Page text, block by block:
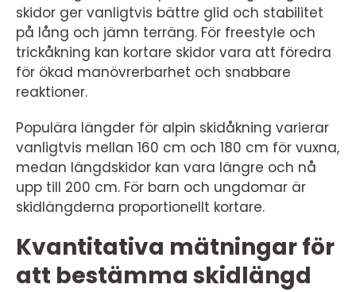
skidor ger vanligtvis bättre glid och stabilitet
på lång och jämn terräng. För freestyle och
trickåkning kan kortare skidor vara att föredra
för ökad manövrerbarhet och snabbare
reaktioner.
Populära längder för alpin skidåkning varierar
vanligtvis mellan 160 cm och 180 cm för vuxna,
medan längdskidor kan vara längre och nå
upp till 200 cm. För barn och ungdomar är
skidlängderna proportionellt kortare.
Kvantitativa mätningar för
att bestämma skidlängd